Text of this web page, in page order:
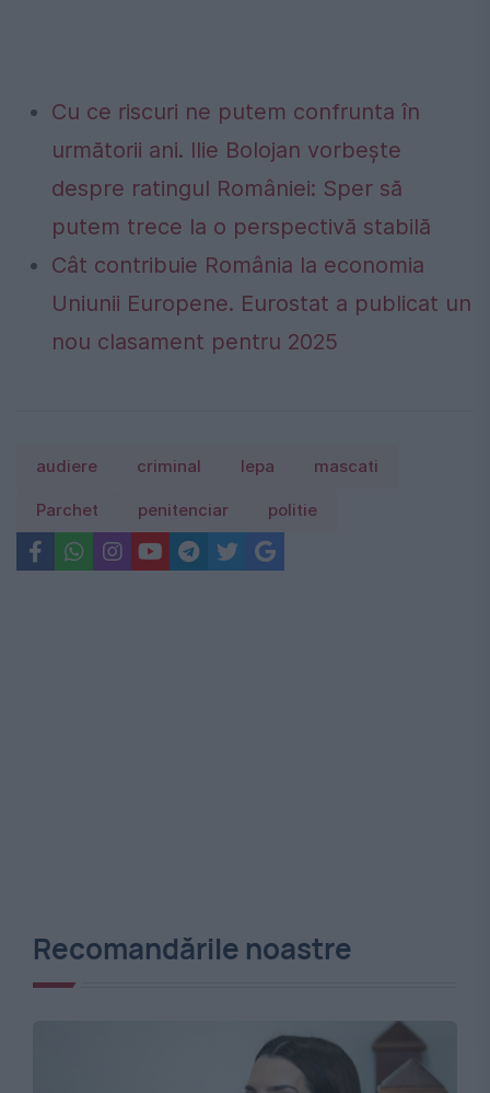
Cu ce riscuri ne putem confrunta în
următorii ani. Ilie Bolojan vorbește
despre ratingul României: Sper să
putem trece la o perspectivă stabilă
Cât contribuie România la economia
Uniunii Europene. Eurostat a publicat un
nou clasament pentru 2025
audiere criminal lepa mascati
Parchet penitenciar politie
Recomandările noastre